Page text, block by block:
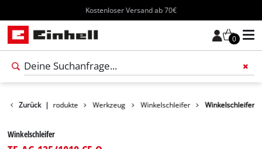
Kostenloser Versand ab 70€
0
Zurück | Produkte Werkzeug Winkelschleifer Winkelschleifer
Winkelschleifer